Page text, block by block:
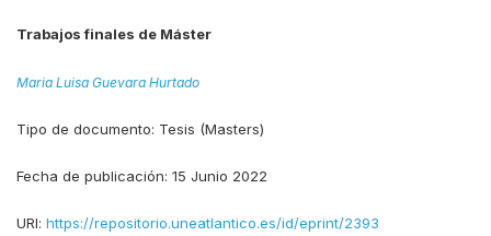
Trabajos finales de Máster
Maria Luisa Guevara Hurtado
Tipo de documento: Tesis (Masters)
Fecha de publicación: 15 Junio 2022
URI: https://repositorio.uneatlantico.es/id/eprint/2393